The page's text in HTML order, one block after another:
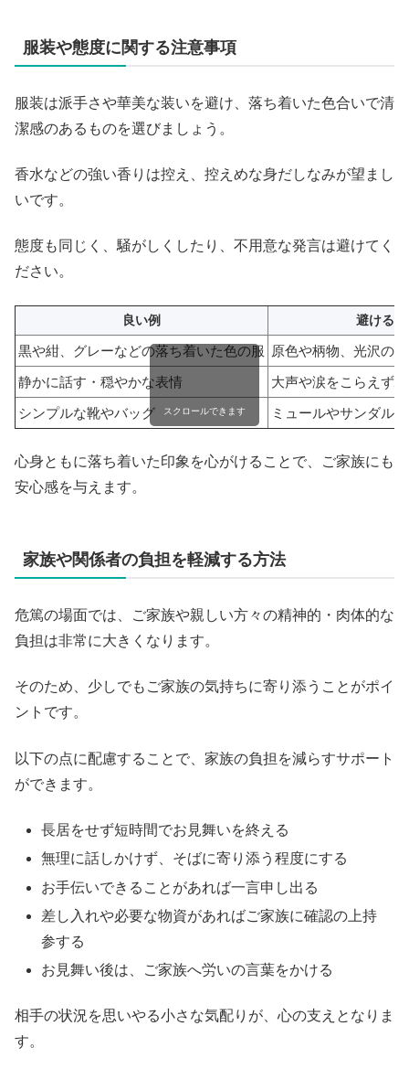
服装や態度に関する注意事項
服装は派手さや華美な装いを避け、落ち着いた色合いで清
潔感のあるものを選びましょう。
香水などの強い香りは控え、控えめな身だしなみが望まし
いです。
態度も同じく、騒がしくしたり、不用意な発言は避けてく
ださい。
良い例 避ける
黒や紺、グレーなどの落ち着いた色の服 原色や柄物、光沢の
静かに話す・穏やかな表情
大声や涙をこらえず
シンプルな靴やバッグ
ミュールやサンダル
スクロールできます
心身ともに落ち着いた印象を心がけることで、ご家族にも
安心感を与えます。
家族や関係者の負担を軽減する方法
危篤の場面では、ご家族や親しい方々の精神的・肉体的な
負担は非常に大きくなります。
そのため、少しでもご家族の気持ちに寄り添うことがポイ
ントです。
以下の点に配慮することで、家族の負担を減らすサポート
ができます。
長居をせず短時間でお見舞いを終える
無理に話しかけず、そばに寄り添う程度にする
お手伝いできることがあれば一言申し出る
差し入れや必要な物資があればご家族に確認の上持
参する
お見舞い後は、ご家族へ労いの言葉をかける
相手の状況を思いやる小さな気配りが、心の支えとなりま
す。